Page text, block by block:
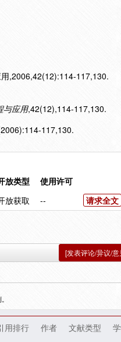
,2006,42(12):114-117,130.
与应用,42(12),114-117,130.
117,130.
放类型
使用许可
放获取 -- 请求全文
[发表评论/异议/意
用排行 作者 文献类型